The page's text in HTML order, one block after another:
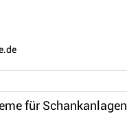
für Schankanlagen